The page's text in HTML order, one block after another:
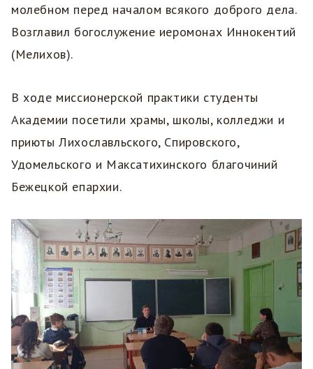
молебном перед началом всякого доброго дела.
Возглавил богослужение иеромонах Иннокентий
(Мелихов).
В ходе миссионерской практики студенты
Академии посетили храмы, школы, колледжи и
приюты Лихославльского, Спировского,
Удомельского и Максатихинского благочиний
Бежецкой епархии.